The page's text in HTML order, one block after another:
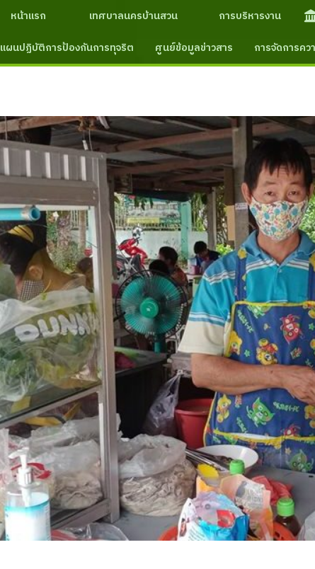
หน้าแรก เทศบาลนครบ้านสวน การบริหารงาน
แผนปฏิบัติการป้องกันการทุจริต
ศูนย์ข้อมูลข่าวสาร การจัดการคว